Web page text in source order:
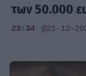
των 50.000
23:34 @21-12-